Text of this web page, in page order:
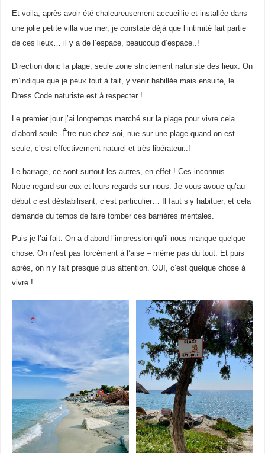
Et voila, après avoir été chaleureusement accueillie et installée dans
une jolie petite villa vue mer, je constate déjà que l’intimité fait partie
de ces lieux… il y a de l’espace, beaucoup d’espace..!
Direction donc la plage, seule zone strictement naturiste des lieux. On
m’indique que je peux tout à fait, y venir habillée mais ensuite, le
Dress Code naturiste est à respecter !
Le premier jour j’ai longtemps marché sur la plage pour vivre cela
d’abord seule. Être nue chez soi, nue sur une plage quand on est
seule, c’est effectivement naturel et très libérateur..!
Le barrage, ce sont surtout les autres, en effet ! Ces inconnus.
Notre regard sur eux et leurs regards sur nous. Je vous avoue qu’au
début c’est déstabilisant, c’est particulier… Il faut s’y habituer, et cela
demande du temps de faire tomber ces barrières mentales.
Puis je l’ai fait. On a d’abord l’impression qu’il nous manque quelque
chose. On n’est pas forcément à l’aise – même pas du tout. Et puis
après, on n’y fait presque plus attention. OUI, c’est quelque chose à
vivre !